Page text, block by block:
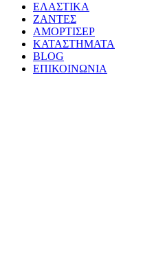
ΕΛΑΣΤΙΚΑ
ΖΑΝΤΕΣ
ΑΜΟΡΤΙΣΕΡ
ΚΑΤΑΣΤΗΜΑΤΑ
BLOG
ΕΠΙΚΟΙΝΩΝΙΑ